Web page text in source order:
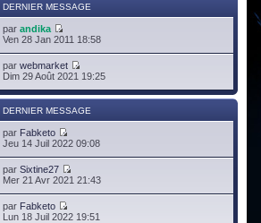
DERNIER MESSAGE
par andika
Ven 28 Jan 2011 18:58
par webmarket
Dim 29 Août 2021 19:25
DERNIER MESSAGE
par Fabketo
Jeu 14 Juil 2022 09:08
par Sixtine27
Mer 21 Avr 2021 21:43
par Fabketo
Lun 18 Juil 2022 19:51